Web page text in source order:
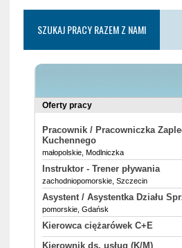
SZUKAJ PRACY RAZEM Z NAMI